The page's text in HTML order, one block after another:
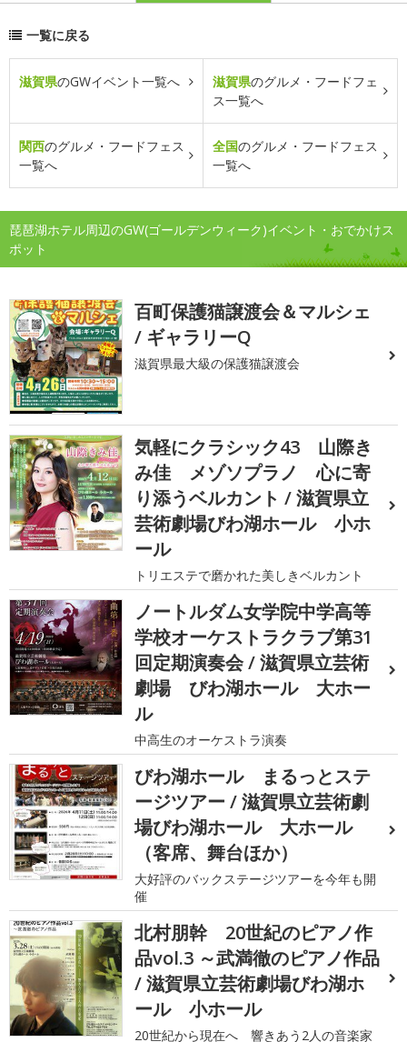
一覧に戻る
滋賀県のGWイベント一覧へ 滋賀県のグルメ・フードフェ
ス一覧へ
関西のグルメ・フードフェス
一覧へ
全国のグルメ・フードフェス
一覧へ
琵琶湖ホテル周辺のGW(ゴールデンウィーク)イベント・おでかけス
ポット
百町保護猫譲渡会＆マルシェ
/ ギャラリーQ
滋賀県最大級の保護猫譲渡会
気軽にクラシック43 山際き
み佳 メゾソプラノ 心に寄
り添うベルカント / 滋賀県立
芸術劇場びわ湖ホール 小ホ
ール
トリエステで磨かれた美しきベルカント
ノートルダム女学院中学高等
学校オーケストラクラブ第31
回定期演奏会 / 滋賀県立芸術
劇場 びわ湖ホール 大ホー
ル
中高生のオーケストラ演奏
びわ湖ホール まるっとステ
ージツアー / 滋賀県立芸術劇
場びわ湖ホール 大ホール
（客席、舞台ほか）
大好評のバックステージツアーを今年も開
催
北村朋幹 20世紀のピアノ作
品vol.3 ～武満徹のピアノ作品
/ 滋賀県立芸術劇場びわ湖ホ
ール 小ホール
20世紀から現在へ 響きあう2人の音楽家